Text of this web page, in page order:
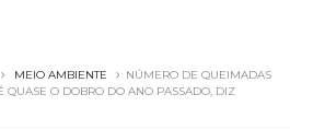
MEIO AMBIENTE
NÚMERO DE QUEIMADAS
QUASE O DOBRO DO ANO PASSADO, DIZ